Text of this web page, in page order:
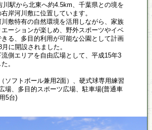
川駅から北東へ約4.5km、千葉県との境を
岸河川敷に位置しています。
敷特有の自然環境を活用しながら、家族
ーションが楽しめ、野外スポーツやイベ
る、多目的利用が可能な公園として計画
に開設されました。
流側エリアを自由広場として、平成15年3
。
ソフトボール兼用2面）、硬式球専用練習
場、多目的スポーツ広場、駐車場(普通車
5台)